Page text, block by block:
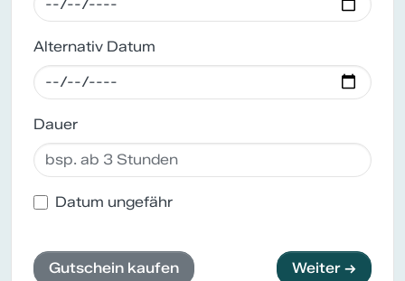
Alternativ Datum
Dauer
Datum ungefähr
Gutschein kaufen Weiter →